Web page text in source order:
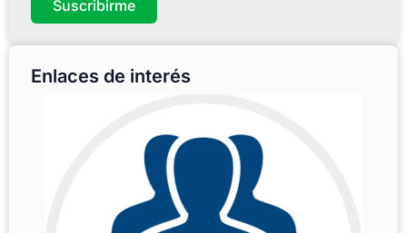
Suscribirme
Enlaces de interés